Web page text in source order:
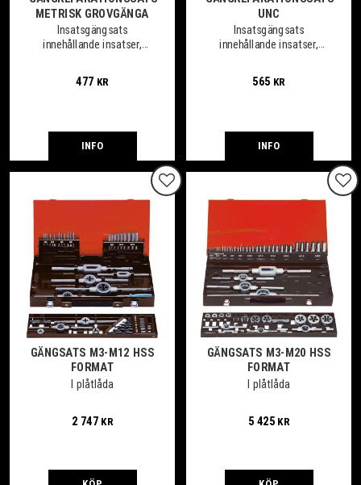
METRISK GROVGÄNGA
Insatsgängsats
innehållande insatser,
dorn.
477 KR
INFO
UNC
Insatsgängsats
innehållande insatser,
dorn.
565 KR
INFO
GÄNGSATS M3-M12 HSS
FORMAT
I plåtlåda
2 747KR
Lägg till i favoriter
GÄNGSATS M3-M20 HSS
FORMAT
I plåtlåda
5 425KR